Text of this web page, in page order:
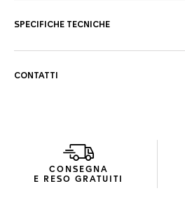
La definizione di "sangue freddo".
attraverso il fondello in vetro zaffiro.
SPECIFICHE TECNICHE
CONTATTI
CONSEGNA
E RESO GRATUITI